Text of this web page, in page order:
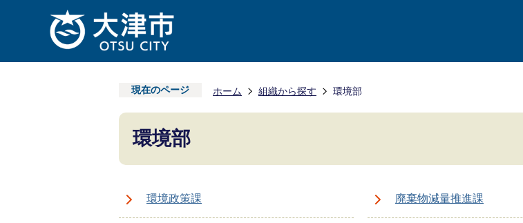
現在のページ ホーム 組織から探す 環境部
環境部
環境政策課 廃棄物減量推進課